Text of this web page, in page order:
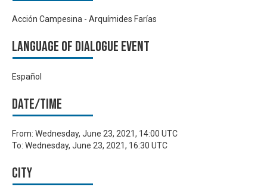
Acción Campesina - Arquímides Farías
Language of Dialogue Event
Español
Date/time
From: Wednesday, June 23, 2021, 14:00 UTC
To: Wednesday, June 23, 2021, 16:30 UTC
City